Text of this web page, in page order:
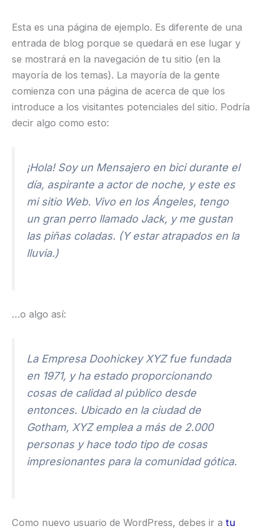
content
Esta es una página de ejemplo. Es diferente de una
entrada de blog porque se quedará en ese lugar y
se mostrará en la navegación de tu sitio (en la
mayoría de los temas). La mayoría de la gente
comienza con una página de acerca de que los
introduce a los visitantes potenciales del sitio. Podría
decir algo como esto:
¡Hola! Soy un Mensajero en bici durante el
día, aspirante a actor de noche, y este es
mi sitio Web. Vivo en los Ángeles, tengo
un gran perro llamado Jack, y me gustan
las piñas coladas. (Y estar atrapados en la
lluvia.)
…o algo así:
La Empresa Doohickey XYZ fue fundada
en 1971, y ha estado proporcionando
cosas de calidad al público desde
entonces. Ubicado en la ciudad de
Gotham, XYZ emplea a más de 2.000
personas y hace todo tipo de cosas
impresionantes para la comunidad gótica.
Como nuevo usuario de WordPress, debes ir a tu